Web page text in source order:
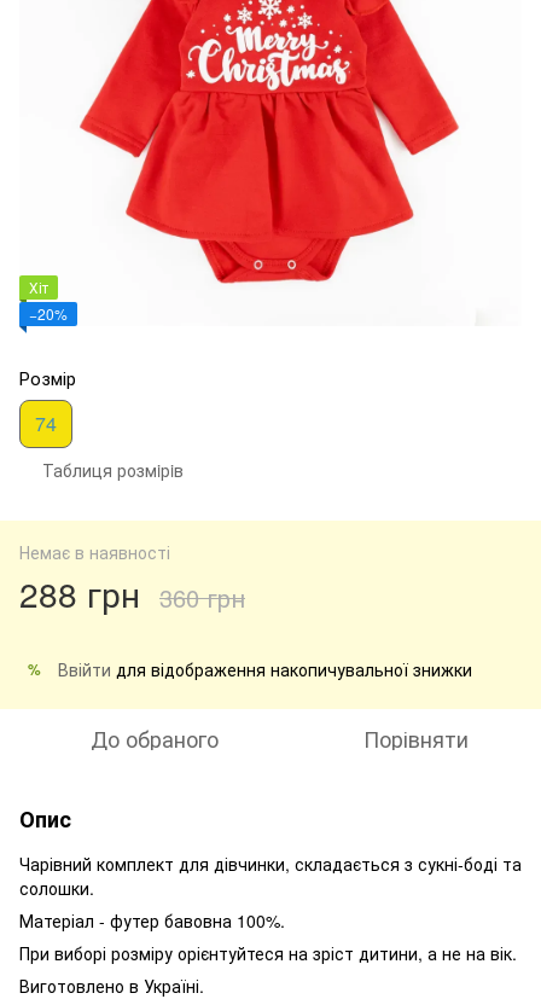
Хіт
−20%
Розмір
74
Таблиця розмiрiв
Немає в наявності
288 грн 360 грн
% Ввійти для відображення накопичувальної знижки
До обраного Порівняти
Опис
Чарівний комплект для дівчинки, складається з сукні-боді та
солошки.
Матеріал - футер бавовна 100%.
При виборі розміру орієнтуйтеся на зріст дитини, а не на вік.
Виготовлено в Україні.